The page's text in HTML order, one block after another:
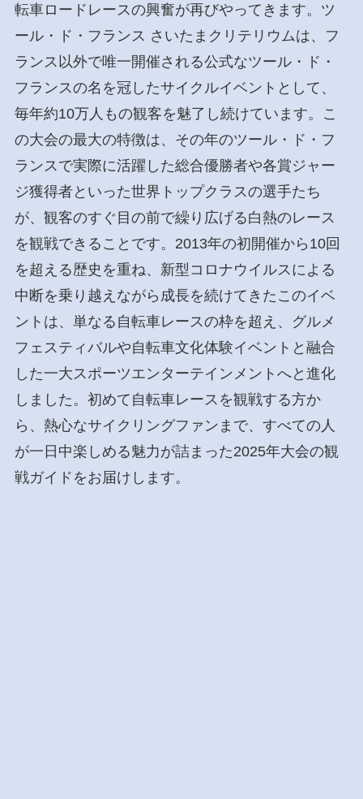
転車ロードレースの興奮が再びやってきます。ツ
ール・ド・フランス さいたまクリテリウムは、フ
ランス以外で唯一開催される公式なツール・ド・
フランスの名を冠したサイクルイベントとして、
毎年約10万人もの観客を魅了し続けています。こ
の大会の最大の特徴は、その年のツール・ド・フ
ランスで実際に活躍した総合優勝者や各賞ジャー
ジ獲得者といった世界トップクラスの選手たち
が、観客のすぐ目の前で繰り広げる白熱のレース
を観戦できることです。2013年の初開催から10回
を超える歴史を重ね、新型コロナウイルスによる
中断を乗り越えながら成長を続けてきたこのイベ
ントは、単なる自転車レースの枠を超え、グルメ
フェスティバルや自転車文化体験イベントと融合
した一大スポーツエンターテインメントへと進化
しました。初めて自転車レースを観戦する方か
ら、熱心なサイクリングファンまで、すべての人
が一日中楽しめる魅力が詰まった2025年大会の観
戦ガイドをお届けします。